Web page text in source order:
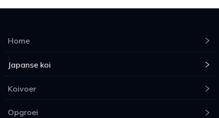
Home
Japanse koi
Koivoer
Opgroei